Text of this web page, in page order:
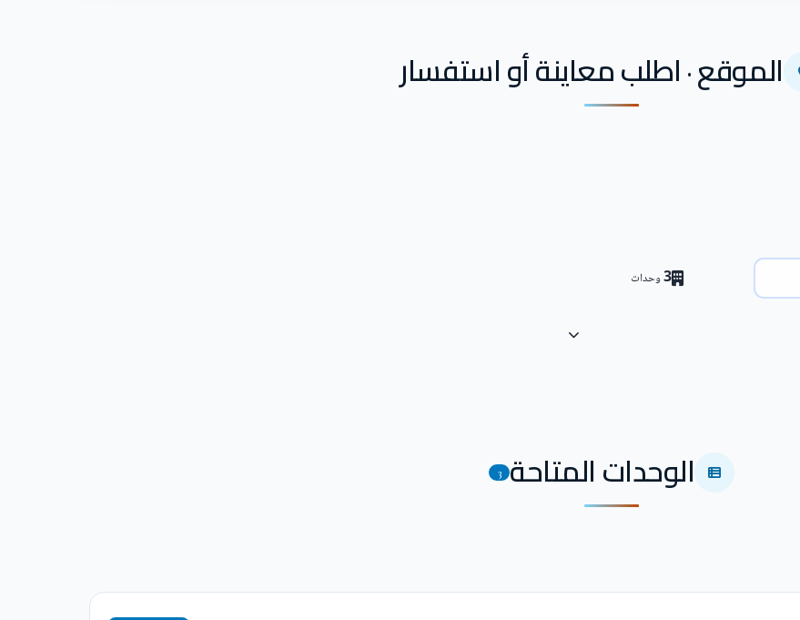
الموقع · اطلب معاينة أو استفسار
3وحدات
الوحدات المتاحة 3